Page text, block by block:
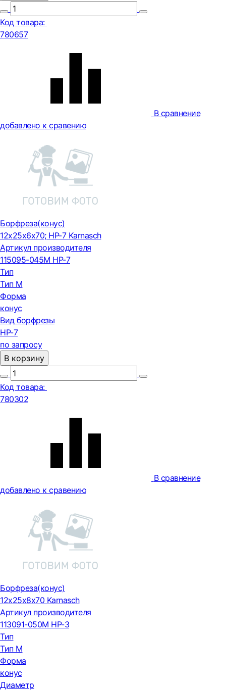
Код товара:
780657
В сравнение
добавлено к сравению
Борфреза(конус)
12x25x6x70; HP-7 Karnasch
Артикул производителя
115095-045M HP-7
Тип
Тип М
Форма
конус
Вид борфрезы
HP-7
по запросу
В корзину
Код товара:
780302
В сравнение
добавлено к сравению
Борфреза(конус)
12х25х8х70 Karnasch
Артикул производителя
113091-050М HP-3
Тип
Тип М
Форма
конус
Диаметр